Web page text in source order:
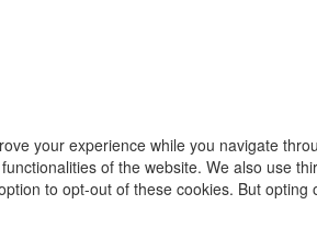
your experience while you navigate
of the website. We also use
to opt-out of these cookies. But